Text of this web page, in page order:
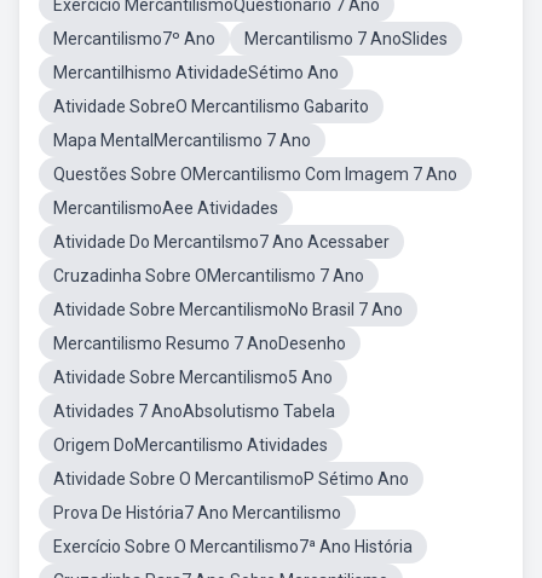
Exercício MercantilismoQuestionario 7 Ano
Mercantilismo7º Ano
Mercantilismo 7 AnoSlides
Mercantilhismo AtividadeSétimo Ano
Atividade SobreO Mercantilismo Gabarito
Mapa MentalMercantilismo 7 Ano
Questões Sobre OMercantilismo Com Imagem 7 Ano
MercantilismoAee Atividades
Atividade Do Mercantilsmo7 Ano Acessaber
Cruzadinha Sobre OMercantilismo 7 Ano
Atividade Sobre MercantilismoNo Brasil 7 Ano
Mercantilismo Resumo 7 AnoDesenho
Atividade Sobre Mercantilismo5 Ano
Atividades 7 AnoAbsolutismo Tabela
Origem DoMercantilismo Atividades
Atividade Sobre O MercantilismoP Sétimo Ano
Prova De História7 Ano Mercantilismo
Exercício Sobre O Mercantilismo7ª Ano História